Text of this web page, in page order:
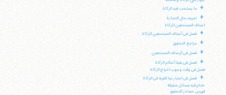
+ ما یستجب فیه الزکاة
+
تعریف مال التجارة
اصناف المستحقین للزکاة
+ فصل فی أصناف المستحقین للزکاة
+ مراجع التحقیق
+ فصل فی أوصاف المستحقین
+
فصل فی بقیة أحکام الزکاة
فصل فی وقت وجوب اخراج الزکاة
+
فصل فی اعتبار نیة القربة فی الزکاة
ختام فیه مسائل متفرقة
فهرس مصادر التحقیق